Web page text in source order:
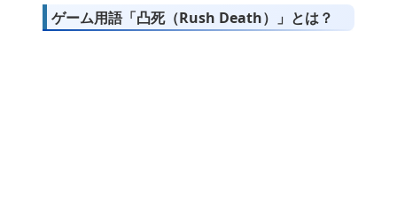
ゲーム用語「凸死（Rush Death）」とは？